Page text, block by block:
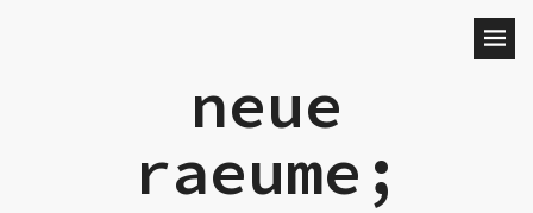
neue
raeume;